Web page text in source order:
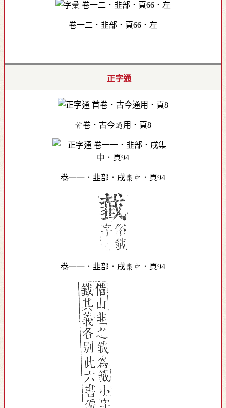
卷一二．韭部．頁66．左
正字通
首卷．古今通用．頁8
卷一一．韭部．戌集中．頁94
卷一一．韭部．戌集中．頁94